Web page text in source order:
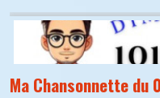
Ma Chansonnette du